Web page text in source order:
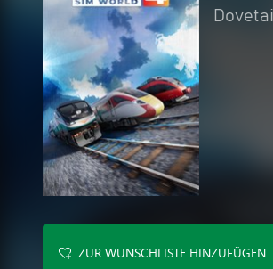
ZUR WUNSCHLISTE HINZUFÜGEN